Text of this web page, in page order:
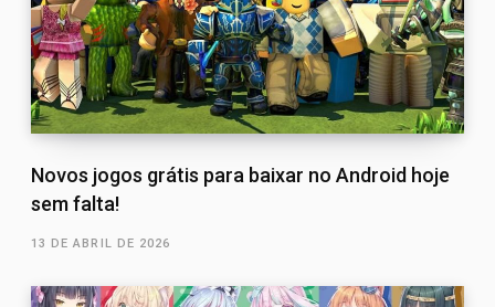
Novos jogos grátis para baixar no Android hoje
sem falta!
13 DE ABRIL DE 2026